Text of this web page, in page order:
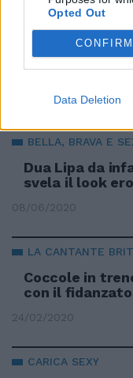
Opted Out
CONFIRM
Data Deletion
Il bacio di Dua
fan
13/06/2020
BELLA, BRAVA E
Dua Lipa da
svela il look
08/06/2020
LA CANTANTE
Coccole in
con il fidanzato
24/02/2020
CARICA SEXY